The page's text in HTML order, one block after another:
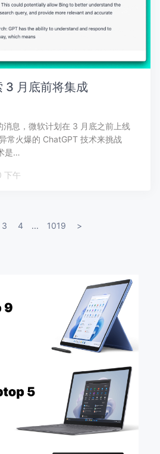
3 月底前将集成
息，微软计划在 3 月底之前上线
常火爆的 ChatGPT 技术来挑战
是…
日, 6:20 下午
3 4 ... 1019 >